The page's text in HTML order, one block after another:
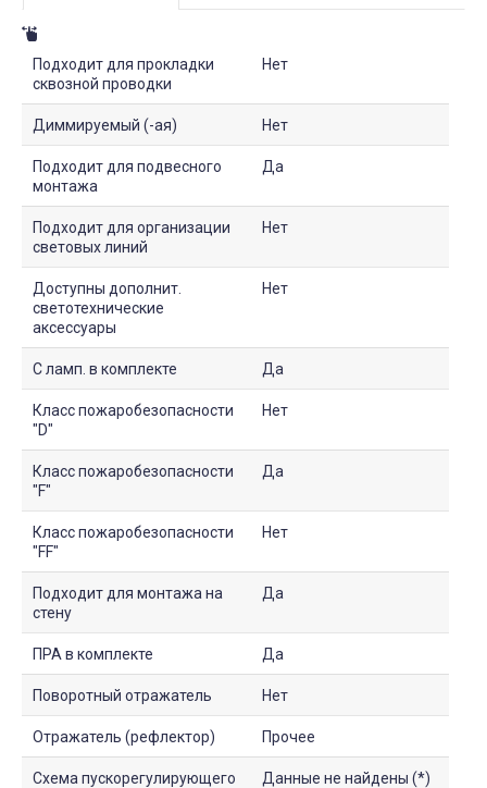
Подходит для прокладки
сквозной проводки
Нет
Диммируемый (-ая) Нет
Подходит для подвесного
монтажа
Да
Подходит для организации
световых линий
Нет
Доступны дополнит.
светотехнические
аксессуары
Нет
С ламп. в комплекте Да
Класс пожаробезопасности
"D"
Нет
Класс пожаробезопасности
"F"
Да
Класс пожаробезопасности
"FF"
Нет
Подходит для монтажа на
стену
Да
ПРА в комплекте Да
Поворотный отражатель Нет
Отражатель (рефлектор) Прочее
Схема пускорегулирующего Данные не найдены (*)